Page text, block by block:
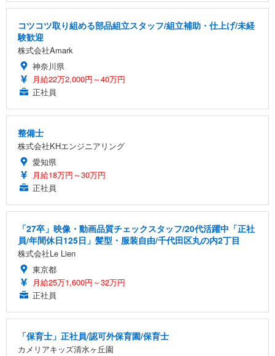
コツコツ取り組める部品組立スタッフ/組立補助・仕上げ/未経
験歓迎
株式会社Amark
神奈川県
月給22万2,000円～40万円
正社員
整備士
株式会社KHエンジニアリング
愛知県
月給18万円～30万円
正社員
「27卒」映像・動画品質チェックスタッフ/20代活躍中「正社
員/年間休日125日」髪型・服装自由/千代田区丸の内2丁目
株式会社Le Lien
東京都
月給25万1,600円～32万円
正社員
「保育士」正社員/認可外保育園/保育士
カメリアキッズ清水ヶ丘園